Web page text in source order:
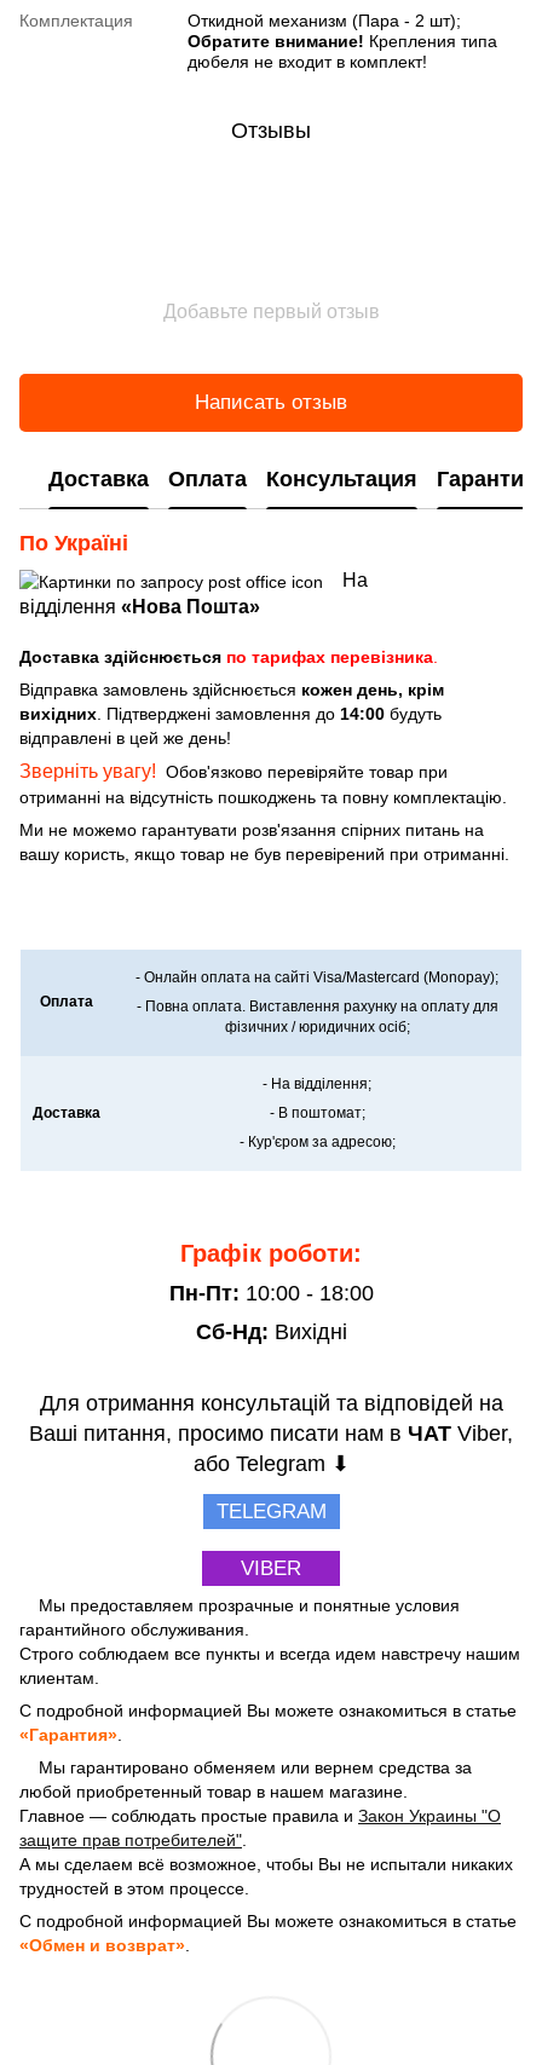
Комплектация
Откидной механизм (Пара - 2 шт);
Обратите внимание! Крепления типа
дюбеля не входит в комплект!
Отзывы
Добавьте первый отзыв
Написать отзыв
Доставка Оплата Консультация Гарантия
По Україні
На
відділення «Нова Пошта»
Доставка здійснюється по тарифах перевізника
Відправка замовлень здійснюється кожен день, крім
вихідних . Підтверджені замовлення до 14:00 будуть
відправлені в цей же день!
Зверніть увагу! Обов'язково перевіряйте товар при
отриманні на відсутність пошкоджень та повну комплектацію.
Ми не можемо гарантувати розв'язання спірних питань на
вашу користь, якщо товар не був перевірений при отриманні.
Оплата
- Онлайн оплата на сайті Visa/Mastercard (Monopay);
- Повна оплата. Виставлення рахунку на оплату для
фізичних / юридичних осіб;
Доставка
- На відділення;
- В поштомат;
- Кур'єром за адресою;
Графік роботи:
Пн-Пт: 10:00 - 18:00
Сб-Нд: Вихідні
Для отримання консультацій та відповідей на
Ваші питання, просимо писати нам в ЧАТ Viber,
або Telegram ⬇
TELEGRAM
VIBER
Мы предоставляем прозрачные и понятные условия
гарантийного обслуживания.
Строго соблюдаем все пункты и всегда идем навстречу нашим
клиентам.
С подробной информацией Вы можете ознакомиться в статье
«Гарантия»
Мы гарантировано обменяем или вернем средства за
любой приобретенный товар в нашем магазине.
Главное — соблюдать простые правила и Закон Украины "О
защите прав потребителей"
А мы сделаем всё возможное, чтобы Вы не испытали никаких
трудностей в этом процессе.
С подробной информацией Вы можете ознакомиться в статье
«Обмен и возврат»